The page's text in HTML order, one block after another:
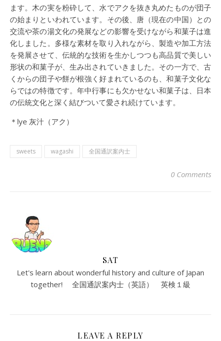
ます。木の実を粉砕して、水でアクを抜き丸めたものが団子
の始まりといわれています。その後、唐（現在の中国）との
交流や茶の湯文化の発展などの影響を受けながら和菓子は進
化しました。多様な素材を取り入れながら、製造や加工方法
を発展させて、伝統的な技術を生かしつつも高品質で美しい
形状の和菓子が、生み出されていきました。その一方で、古
くからの団子や餅が根強く好まれているのも、和菓子文化な
らではの特徴です。年中行事にも欠かせない和菓子は、日本
の伝統文化と深く結びついて愛され続けています。
＊lye 灰汁（アク）
sweets wagashi 全国通訳案内士
0 Comments
SAT
Let's learn about wonderful history and culture of Japan
together! 全国通訳案内士（英語） 英検１級
LEAVE A REPLY